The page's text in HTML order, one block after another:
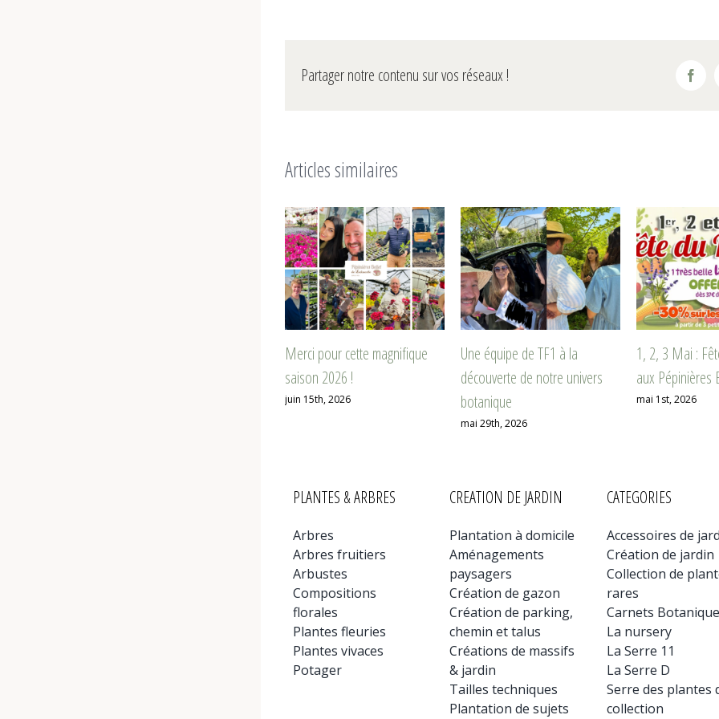
Partager notre contenu sur vos réseaux !
Articles similaires
Merci pour cette magnifique
saison 2026 !
juin 15th, 2026
Une équipe de TF1 à la
découverte de notre univers
botanique
mai 29th, 2026
1, 2, 3 Mai :
aux Pépinières
mai 1st, 2026
PLANTES & ARBRES
Arbres
Arbres fruitiers
Arbustes
Compositions
florales
Plantes fleuries
Plantes vivaces
Potager
CREATION DE JARDIN
Plantation à domicile
Aménagements
paysagers
Création de gazon
Création de parking,
chemin et talus
Créations de massifs
& jardin
Tailles techniques
Plantation de sujets
CATEGORIES
Accessoires de
Création de jardin
Collection de
rares
Carnets
La nursery
La Serre 11
La Serre D
Serre des plantes
collection